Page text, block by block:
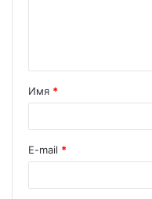
Имя *
E-mail *